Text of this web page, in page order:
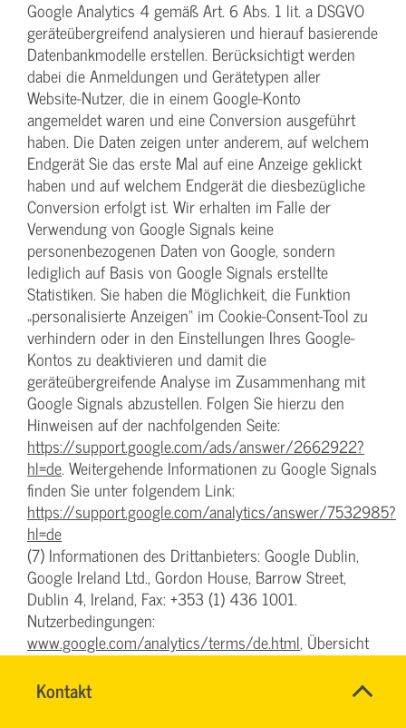
Kontakt
INGO
Name*
Google Analytics 4 gemäß Art. 6 Abs. 1 lit. a DSGVO
geräteübergreifend analysieren und hierauf basierende
Datenbankmodelle erstellen. Berücksichtigt werden
dabei die Anmeldungen und Gerätetypen aller
Website-Nutzer, die in einem Google-Konto
angemeldet waren und eine Conversion ausgeführt
haben. Die Daten zeigen unter anderem, auf welchem
Endgerät Sie das erste Mal auf eine Anzeige geklickt
haben und auf welchem Endgerät die diesbezügliche
Conversion erfolgt ist. Wir erhalten im Falle der
Verwendung von Google Signals keine
personenbezogenen Daten von Google, sondern
lediglich auf Basis von Google Signals erstellte
Statistiken. Sie haben die Möglichkeit, die Funktion
„personalisierte Anzeigen“ im Cookie-Consent-Tool zu
verhindern oder in den Einstellungen Ihres Google-
Kontos zu deaktivieren und damit die
geräteübergreifende Analyse im Zusammenhang mit
Google Signals abzustellen. Folgen Sie hierzu den
Hinweisen auf der nachfolgenden Seite:
https://support.google.com/ads/answer/2662922?
hl=de. Weitergehende Informationen zu Google Signals
finden Sie unter folgendem Link:
https://support.google.com/analytics/answer/7532985?
hl=de
(7) Informationen des Drittanbieters: Google Dublin,
Google Ireland Ltd., Gordon House, Barrow Street,
Dublin 4, Ireland, Fax: +353 (1) 436 1001.
Nutzerbedingungen:
www.google.com/analytics/terms/de.html, Übersicht
zum Datenschutz:
www.google.com/intl/de/analytics/learn/privacy.html
sowie die Datenschutzerklärung: